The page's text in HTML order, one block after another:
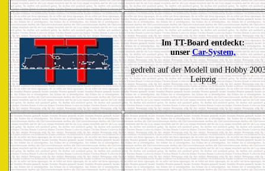
Im TT-Board entdeckt:
unserCar-System,
gedreht auf der Modell und Hobby
Leipzig